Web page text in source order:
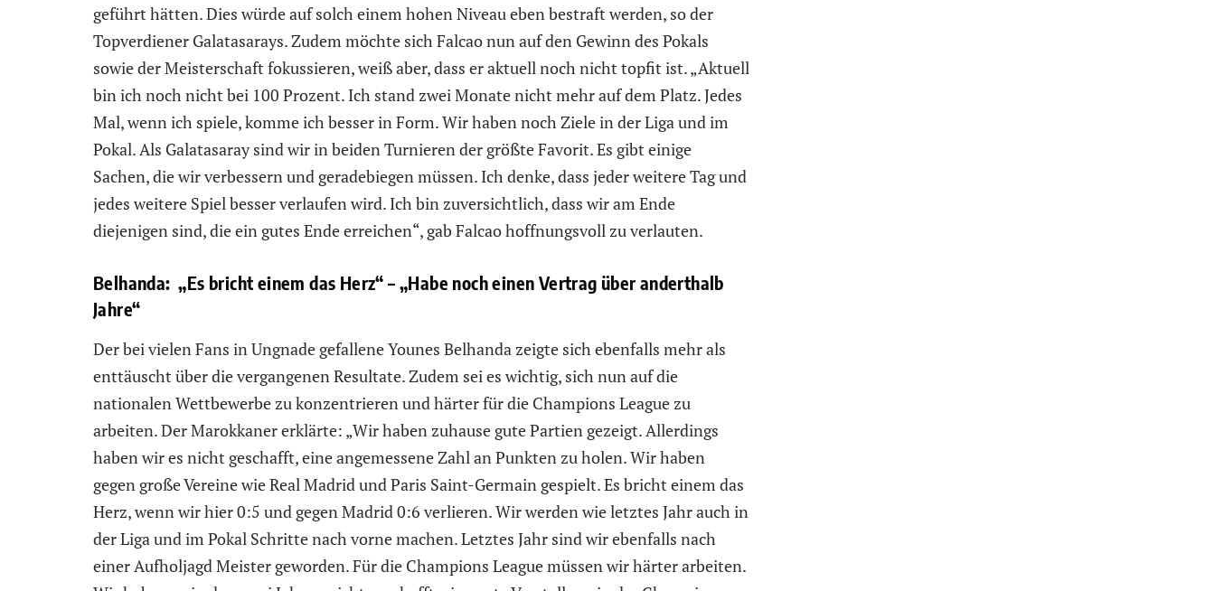
geführt hätten. Dies würde auf solch einem hohen Niveau eben bestraft werden, so der
Topverdiener Galatasarays. Zudem möchte sich Falcao nun auf den Gewinn des Pokals
sowie der Meisterschaft fokussieren, weiß aber, dass er aktuell noch nicht topfit ist. „Aktuell
bin ich noch nicht bei 100 Prozent. Ich stand zwei Monate nicht mehr auf dem Platz. Jedes
Mal, wenn ich spiele, komme ich besser in Form. Wir haben noch Ziele in der Liga und im
Pokal. Als Galatasaray sind wir in beiden Turnieren der größte Favorit. Es gibt einige
Sachen, die wir verbessern und geradebiegen müssen. Ich denke, dass jeder weitere Tag und
jedes weitere Spiel besser verlaufen wird. Ich bin zuversichtlich, dass wir am Ende
diejenigen sind, die ein gutes Ende erreichen“, gab Falcao hoffnungsvoll zu verlauten.
Belhanda: „Es bricht einem das Herz“ – „Habe noch einen Vertrag über anderthalb
Jahre“
Der bei vielen Fans in Ungnade gefallene Younes Belhanda zeigte sich ebenfalls mehr als
enttäuscht über die vergangenen Resultate. Zudem sei es wichtig, sich nun auf die
nationalen Wettbewerbe zu konzentrieren und härter für die Champions League zu
arbeiten. Der Marokkaner erklärte: „Wir haben zuhause gute Partien gezeigt. Allerdings
haben wir es nicht geschafft, eine angemessene Zahl an Punkten zu holen. Wir haben
gegen große Vereine wie Real Madrid und Paris Saint-Germain gespielt. Es bricht einem das
Herz, wenn wir hier 0:5 und gegen Madrid 0:6 verlieren. Wir werden wie letztes Jahr auch in
der Liga und im Pokal Schritte nach vorne machen. Letztes Jahr sind wir ebenfalls nach
einer Aufholjagd Meister geworden. Für die Champions League müssen wir härter arbeiten.